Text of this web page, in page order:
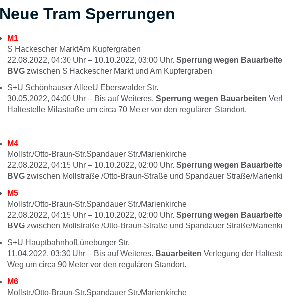
Neue Tram Sperrungen
M1
S Hackescher MarktAm Kupfergraben
22.08.2022, 04:30 Uhr – 10.10.2022, 03:00 Uhr. Sperrung wegen
BVG zwischen S Hackescher Markt und Am Kupfergraben
S+U Schönhauser AlleeU Eberswalder Str.
30.05.2022, 04:00 Uhr – Bis auf Weiteres. Sperrung wegen Bauarbeiten
Haltestelle Milastraße um circa 70 Meter vor den regulären Standort.
M4
Mollstr./Otto-Braun-Str.Spandauer Str./Marienkirche
22.08.2022, 04:15 Uhr – 10.10.2022, 02:00 Uhr. Sperrung wegen
BVG zwischen Mollstraße /Otto-Braun-Straße und Spandauer Straße/
M5
Mollstr./Otto-Braun-Str.Spandauer Str./Marienkirche
22.08.2022, 04:15 Uhr – 10.10.2022, 02:00 Uhr. Sperrung wegen
BVG zwischen Mollstraße /Otto-Braun-Straße und Spandauer Straße/
S+U HauptbahnhofLüneburger Str.
11.04.2022, 03:30 Uhr – Bis auf Weiteres. Bauarbeiten Verlegung der
Weg um circa 90 Meter vor den regulären Standort.
M6
Mollstr./Otto-Braun-Str.Spandauer Str./Marienkirche